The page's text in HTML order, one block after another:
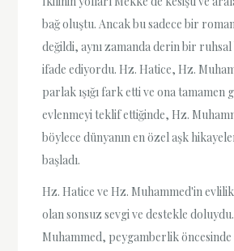
bağ oluştu. Ancak bu sadece bir
değildi, aynı zamanda derin bir
ifade ediyordu. Hz. Hatice, Hz.
parlak ışığı fark etti ve ona tamamen
evlenmeyi teklif ettiğinde, Hz.
böylece dünyanın en özel aşk
başladı.
Hz. Hatice ve Hz. Muhammed'in
olan sonsuz sevgi ve destekle
Muhammed, peygamberlik